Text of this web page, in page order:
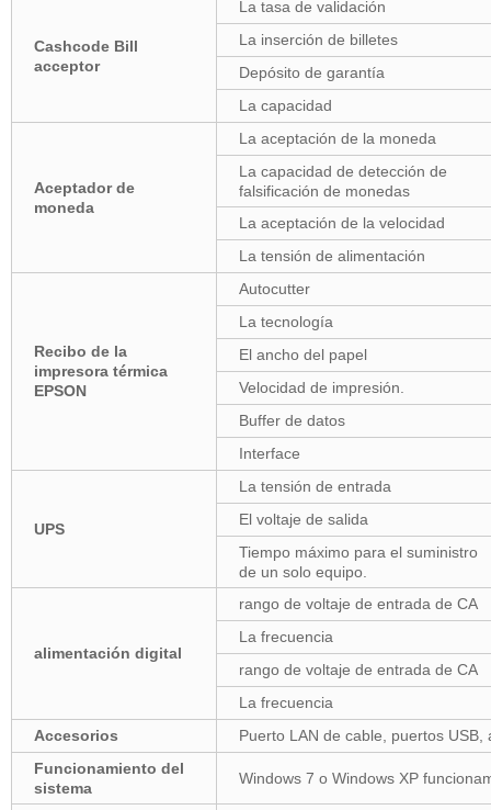
Cashcode Bill
acceptor
La tasa de validación
La inserción de billetes
Depósito de garantía
La capacidad
Aceptador de
moneda
La aceptación de la moneda
La capacidad de detección de
falsificación de monedas
La aceptación de la velocidad
La tensión de alimentación
Recibo de la
impresora térmica
EPSON
Autocutter
La tecnología
El ancho del papel
Velocidad de impresión.
Buffer de datos
Interface
UPS
La tensión de entrada
El voltaje de salida
Tiempo máximo para el suministro
de un solo equipo.
alimentación digital
rango de voltaje de entrada de CA
La frecuencia
rango de voltaje de entrada de CA
La frecuencia
Accesorios
Puerto LAN de cable, puertos
Funcionamiento del
sistema
Windows 7 o Windows XP